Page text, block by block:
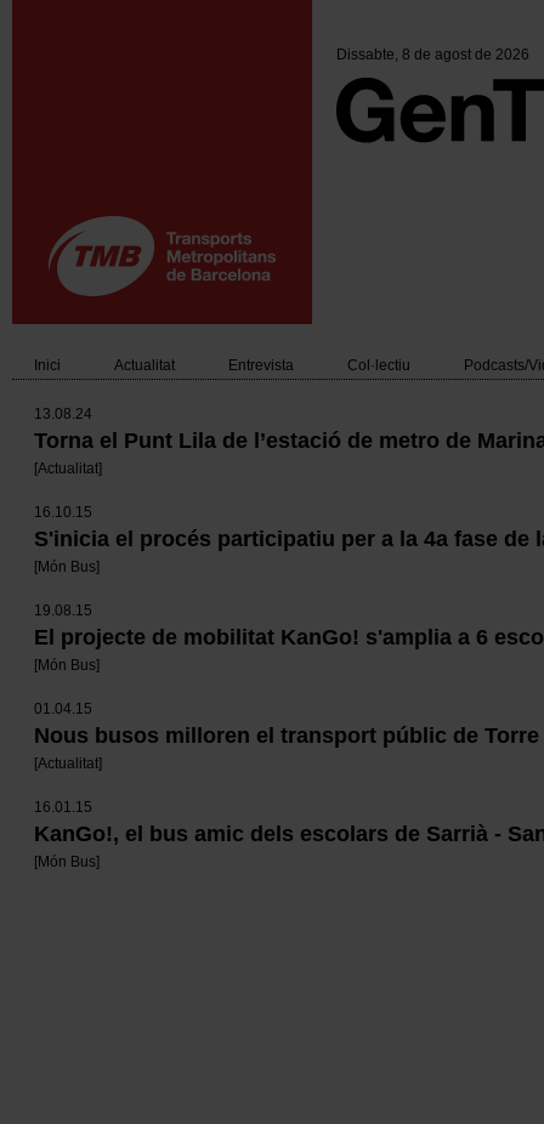
Dissabte, 8 de agost de 2026
Main
navigation
Inici Actualitat Entrevista Col·lectiu Podcasts/
13.08.24
Torna el Punt Lila de l’estació de metro de
[Actualitat]
16.10.15
S'inicia el procés participatiu per a la 4a fase de
[Món Bus]
19.08.15
El projecte de mobilitat KanGo! s'amplia a 6
[Món Bus]
01.04.15
Nous busos milloren el transport públic de Torre
[Actualitat]
16.01.15
KanGo!, el bus amic dels escolars de Sarrià -
[Món Bus]